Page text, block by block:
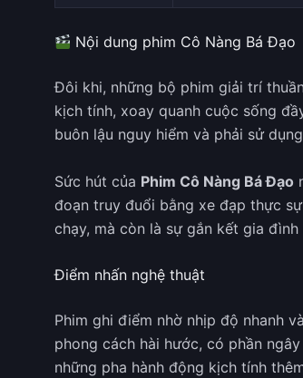
Nội dung phim Cô Nàng Bá Đạo
Đôi khi, những bộ phim giải trí
kịch tính, xoay quanh cuộc sống
buôn lậu nguy hiểm và phải sử
Sức hút của Phim Cô Nàng Bá Đạo
đoạn truy đuổi bằng xe đạp thực
chạy, mà còn là sự gắn kết gia
Điểm nhấn nghệ thuật
Phim ghi điểm nhờ nhịp độ nhanh
phong cách hài hước, có phần
những pha hành động kịch tính